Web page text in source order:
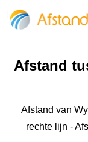
Afstand
Afstand van
rechte lijn -